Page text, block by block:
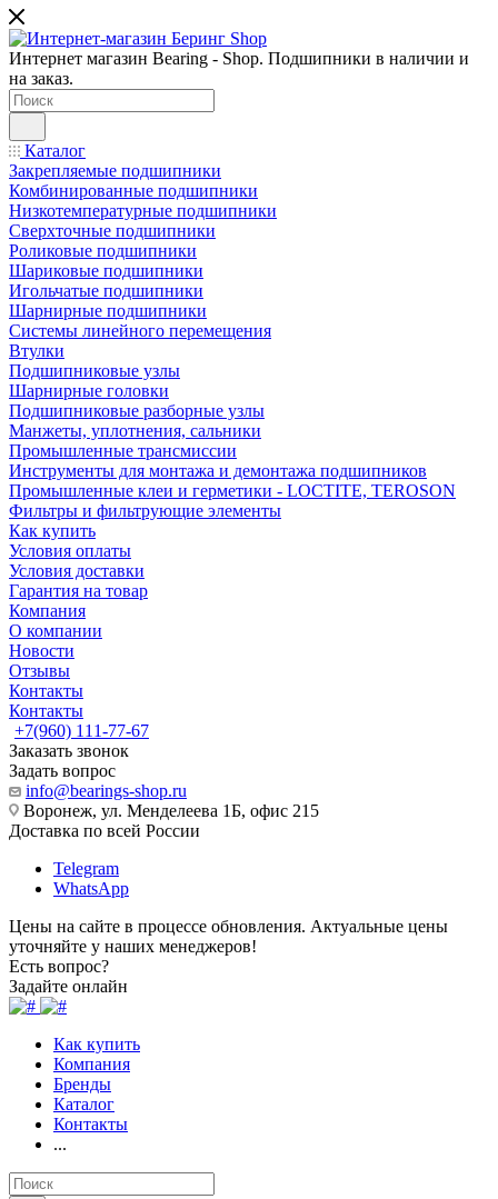
Интернет магазин Bearing - Shop. Подшипники в наличии и
на заказ.
Каталог
Закрепляемые подшипники
Комбинированные подшипники
Низкотемпературные подшипники
Сверхточные подшипники
Роликовые подшипники
Шариковые подшипники
Игольчатые подшипники
Шарнирные подшипники
Системы линейного перемещения
Втулки
Подшипниковые узлы
Шарнирные головки
Подшипниковые разборные узлы
Манжеты, уплотнения, сальники
Промышленные трансмиссии
Инструменты для монтажа и демонтажа подшипников
Промышленные клеи и герметики - LOCTITE, TEROSON
Фильтры и фильтрующие элементы
Как купить
Условия оплаты
Условия доставки
Гарантия на товар
Компания
О компании
Новости
Отзывы
Контакты
Контакты
+7(960) 111-77-67
Заказать звонок
Задать вопрос
info@bearings-shop.ru
Воронеж, ул. Менделеева 1Б, офис 215
Доставка по всей России
Telegram
WhatsApp
Цены на сайте в процессе обновления. Актуальные цены
уточняйте у наших менеджеров!
Есть вопрос?
Задайте онлайн
Как купить
Компания
Бренды
Каталог
Контакты
...